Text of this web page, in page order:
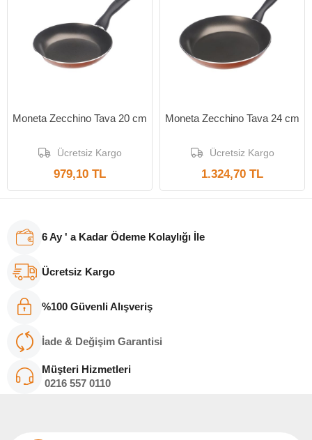
Moneta Zecchino Tava 20 cm
Ücretsiz Kargo
979,10 TL
Moneta Zecchino Tava 24 cm
Ücretsiz Kargo
1.324,70 TL
6 Ay ' a Kadar Ödeme Kolaylığı İle
Ücretsiz Kargo
%100 Güvenli Alışveriş
İade & Değişim Garantisi
Müşteri Hizmetleri
0216 557 0110